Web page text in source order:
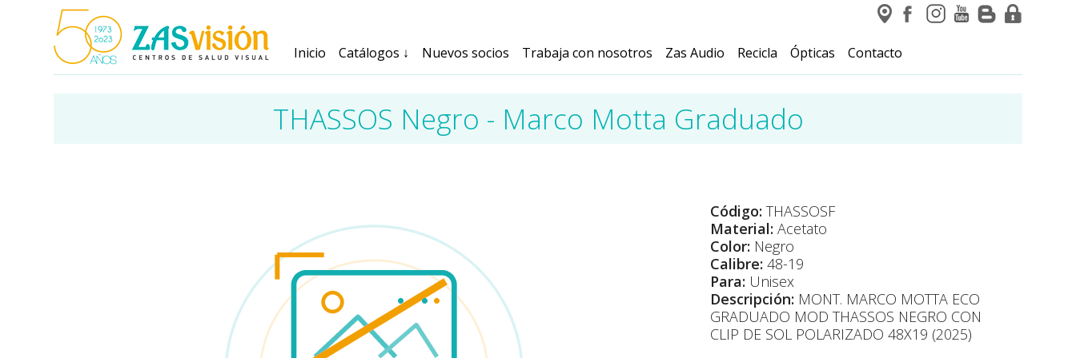
Inicio Catálogos ↓ Nuevos socios Trabaja con nosotros Zas Audio Recicla Ópticas Contacto
THASSOS Negro - Marco Motta Graduado
Código: THASSOSF
Material: Acetato
Color: Negro
Calibre: 48-19
Para: Unisex
Descripción: MONT. MARCO MOTTA ECO
GRADUADO MOD THASSOS NEGRO CON
CLIP DE SOL POLARIZADO 48X19 (2025)